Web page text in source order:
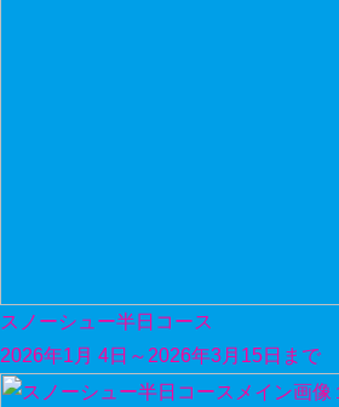
スノーシュー半日コース
2026年1月 4日～2026年3月15日まで